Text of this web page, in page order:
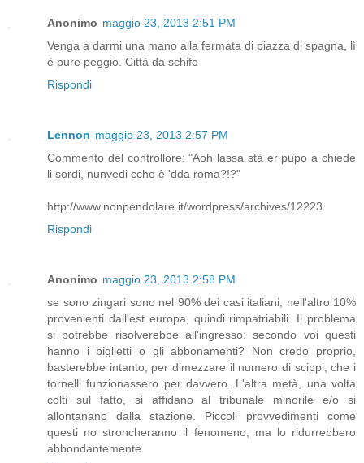
Anonimo maggio 23, 2013 2:51 PM
Venga a darmi una mano alla fermata di piazza di spagna, lì
è pure peggio. Città da schifo
Rispondi
Lennon maggio 23, 2013 2:57 PM
Commento del controllore: "Aoh lassa stà er pupo a chiede
li sordi, nunvedi cche è 'dda roma?!?"
http://www.nonpendolare.it/wordpress/archives/12223
Rispondi
Anonimo maggio 23, 2013 2:58 PM
se sono zingari sono nel 90% dei casi italiani, nell'altro 10%
provenienti dall'est europa, quindi rimpatriabili. Il problema
si potrebbe risolverebbe all'ingresso: secondo voi questi
hanno i biglietti o gli abbonamenti? Non credo proprio,
basterebbe intanto, per dimezzare il numero di scippi, che i
tornelli funzionassero per davvero. L'altra metà, una volta
colti sul fatto, si affidano al tribunale minorile e/o si
allontanano dalla stazione. Piccoli provvedimenti come
questi no stroncheranno il fenomeno, ma lo ridurrebbero
abbondantemente